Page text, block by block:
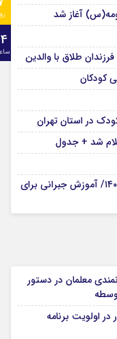
آغاز شد
طلاق با والدین
کودکان
در استان تهران
شد + جدول
جزئیات اجرای طرح «حامی» در تابستان ۱۴۰۵/ آموزش جبرانی برای
معلمان در دستور
اولویت برنامه